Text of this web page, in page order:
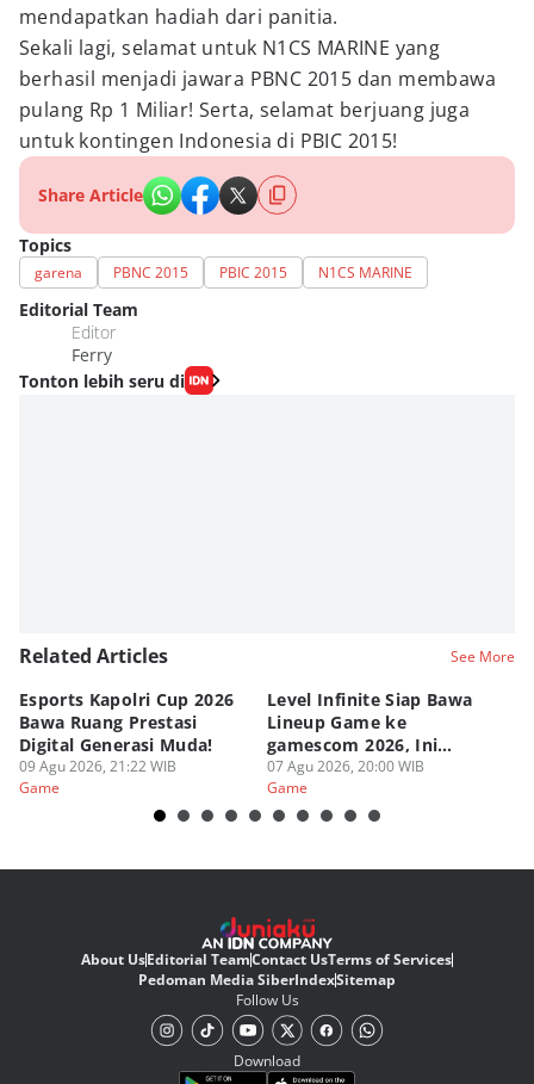
mendapatkan hadiah dari panitia.
Sekali lagi, selamat untuk N1CS MARINE yang
berhasil menjadi jawara PBNC 2015 dan membawa
pulang Rp 1 Miliar! Serta, selamat berjuang juga
untuk kontingen Indonesia di PBIC 2015!
Share Article
Topics
garena PBNC 2015 PBIC 2015 N1CS MARINE
Editorial Team
Editor
Ferry
Tonton lebih seru di
Related Articles See More
Esports Kapolri Cup 2026
Bawa Ruang Prestasi
Digital Generasi Muda!
09 Agu 2026, 21:22 WIB
Game
Level Infinite Siap Bawa
Lineup Game ke
gamescom 2026, Ini
Judulnya!
07 Agu 2026, 20:00 WIB
Game
About UsEditorial TeamContact UsTerms of Services
Pedoman Media SiberIndexSitemap
Follow Us
Download